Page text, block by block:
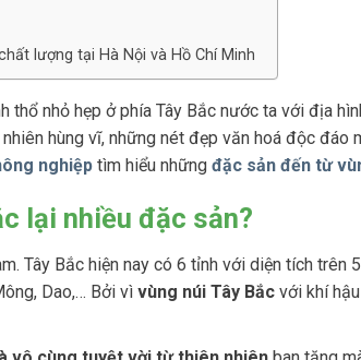
lượng tại Hà Nội và Hồ Chí Minh
thổ nhỏ hẹp ở phía Tây Bắc nước ta với địa
hùng vĩ, những nét đẹp văn hoá độc đáo
nghiệp tìm hiểu những đặc sản đến từ
lại nhiều đặc sản?
Tây Bắc hiện nay có 6 tỉnh với diện tích
Dao,… Bởi vì vùng núi Tây Bắcvới khí hậu